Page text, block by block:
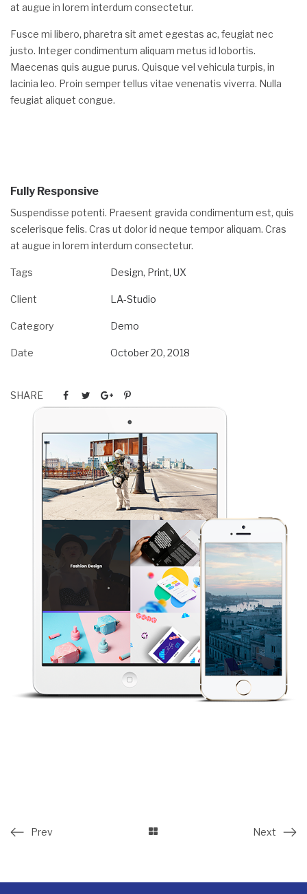
at augue in lorem interdum consectetur.
Fusce mi libero, pharetra sit amet egestas ac, feugiat nec
justo. Integer condimentum aliquam metus id lobortis.
Maecenas quis augue purus. Quisque vel vehicula turpis, in
lacinia leo. Proin semper tellus vitae venenatis viverra. Nulla
feugiat aliquet congue.
Fully Responsive
Suspendisse potenti. Praesent gravida condimentum est, quis
scelerisque felis. Cras ut dolor id neque tempor aliquam. Cras
at augue in lorem interdum consectetur.
Tags Design, Print,UX
Client LA-Studio
Category Demo
Date October 20, 2018
SHARE
Prev Next